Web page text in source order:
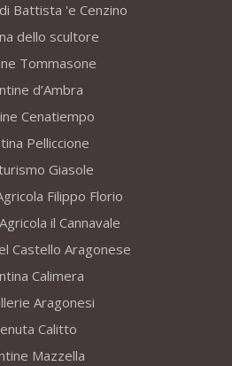
Battista 'e Cenzino
dello scultore
Tommasone
d’Ambra
Cenatiempo
Pelliccione
Giasole
Filippo Florio
il Cannavale
Castello Aragonese
Calimera
Aragonesi
Calitto
Mazzella